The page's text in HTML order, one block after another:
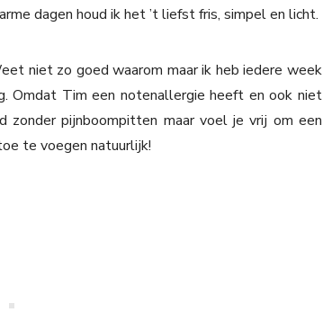
dagen houd ik het ’t liefst fris, simpel en licht.
niet zo goed waarom maar ik heb iedere week
Omdat Tim een notenallergie heeft en ook niet
zonder pijnboompitten maar voel je vrij om een
te voegen natuurlijk!